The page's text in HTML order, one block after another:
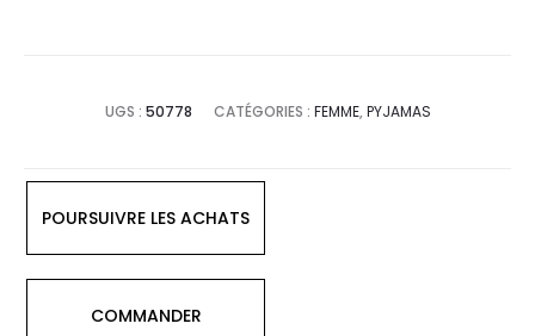
UGS : 50778 CATÉGORIES : FEMME, PYJAMAS
POURSUIVRE LES ACHATS
COMMANDER